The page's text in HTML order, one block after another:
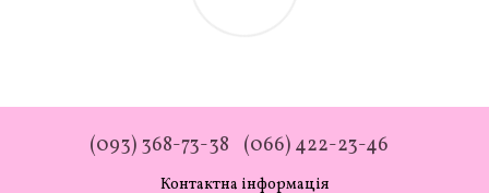
(093) 368-73-38 (066) 422-23-46
Контактна інформація